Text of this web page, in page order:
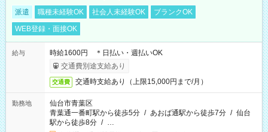
派遣 職種未経験OK 社会人未経験OK
ブランクOK
WEB登録・面接OK
給与
時給1600円 ＊日払い・週払いOK
交通費別途支給あり
交通費 交通時支給あり（上限15,000円まで/月）
勤務地
仙台市青葉区
青葉通一番町駅から徒歩5分 / あおば通駅から徒歩7分 / 仙台
駅から徒歩8分 / …